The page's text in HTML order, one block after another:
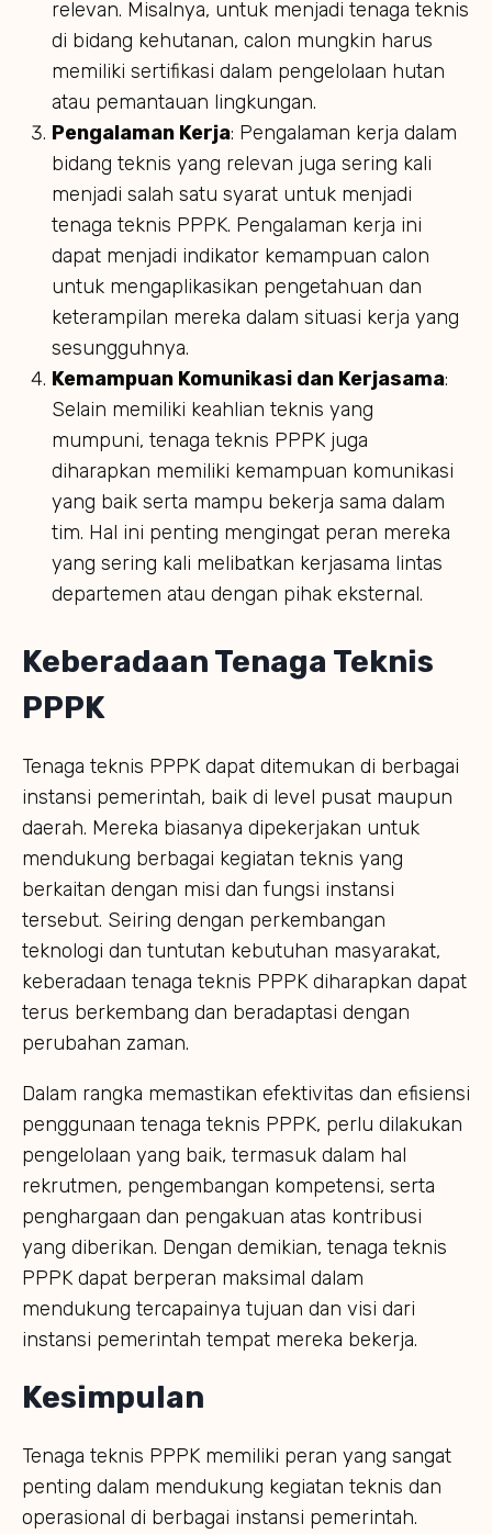
relevan. Misalnya, untuk menjadi tenaga teknis
di bidang kehutanan, calon mungkin harus
memiliki sertifikasi dalam pengelolaan hutan
atau pemantauan lingkungan.
Pengalaman Kerja: Pengalaman kerja dalam
bidang teknis yang relevan juga sering kali
menjadi salah satu syarat untuk menjadi
tenaga teknis PPPK. Pengalaman kerja ini
dapat menjadi indikator kemampuan calon
untuk mengaplikasikan pengetahuan dan
keterampilan mereka dalam situasi kerja yang
sesungguhnya.
Kemampuan Komunikasi dan Kerjasama:
Selain memiliki keahlian teknis yang
mumpuni, tenaga teknis PPPK juga
diharapkan memiliki kemampuan komunikasi
yang baik serta mampu bekerja sama dalam
tim. Hal ini penting mengingat peran mereka
yang sering kali melibatkan kerjasama lintas
departemen atau dengan pihak eksternal.
Keberadaan Tenaga Teknis
PPPK
Tenaga teknis PPPK dapat ditemukan di berbagai
instansi pemerintah, baik di level pusat maupun
daerah. Mereka biasanya dipekerjakan untuk
mendukung berbagai kegiatan teknis yang
berkaitan dengan misi dan fungsi instansi
tersebut. Seiring dengan perkembangan
teknologi dan tuntutan kebutuhan masyarakat,
keberadaan tenaga teknis PPPK diharapkan dapat
terus berkembang dan beradaptasi dengan
perubahan zaman.
Dalam rangka memastikan efektivitas dan efisiensi
penggunaan tenaga teknis PPPK, perlu dilakukan
pengelolaan yang baik, termasuk dalam hal
rekrutmen, pengembangan kompetensi, serta
penghargaan dan pengakuan atas kontribusi
yang diberikan. Dengan demikian, tenaga teknis
PPPK dapat berperan maksimal dalam
mendukung tercapainya tujuan dan visi dari
instansi pemerintah tempat mereka bekerja.
Kesimpulan
Tenaga teknis PPPK memiliki peran yang sangat
penting dalam mendukung kegiatan teknis dan
operasional di berbagai instansi pemerintah.